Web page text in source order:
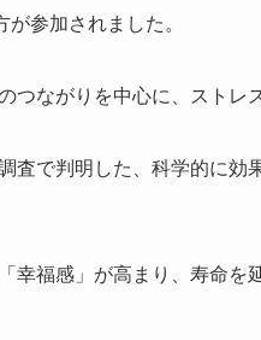
参加されました。
つながりを中心に、ストレ
査で判明した、科学的に
幸福感」が高まり、寿命